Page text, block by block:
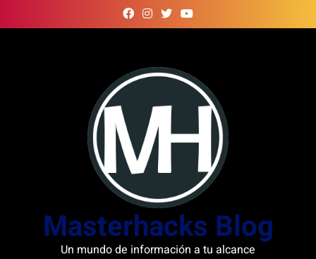
to
Masterhacks Blog
Un mundo de información a tu alcance